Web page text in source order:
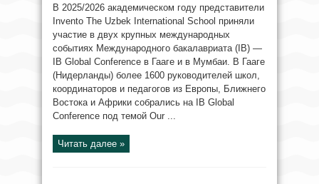
В 2025/2026 академическом году представители
Invento The Uzbek International School приняли
участие в двух крупных международных
событиях Международного бакалавриата (IB) —
IB Global Conference в Гааге и в Мумбаи. В Гааге
(Нидерланды) более 1600 руководителей школ,
координаторов и педагогов из Европы, Ближнего
Востока и Африки собрались на IB Global
Conference под темой Our ...
Читать далее »